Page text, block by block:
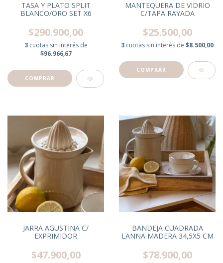
TASA Y PLATO SPLIT
BLANCO/ORO SET X6
$290.900,00
3 cuotas sin interés de
$96.966,67
MANTEQUERA DE VIDRIO
C/TAPA RAYADA
$25.500,00
3 cuotas sin interés de $8.500,00
JARRA AGUSTINA C/
EXPRIMIDOR
$47.900,00
BANDEJA CUADRADA
LANNA MADERA 34,5X5 CM
$78.900,00